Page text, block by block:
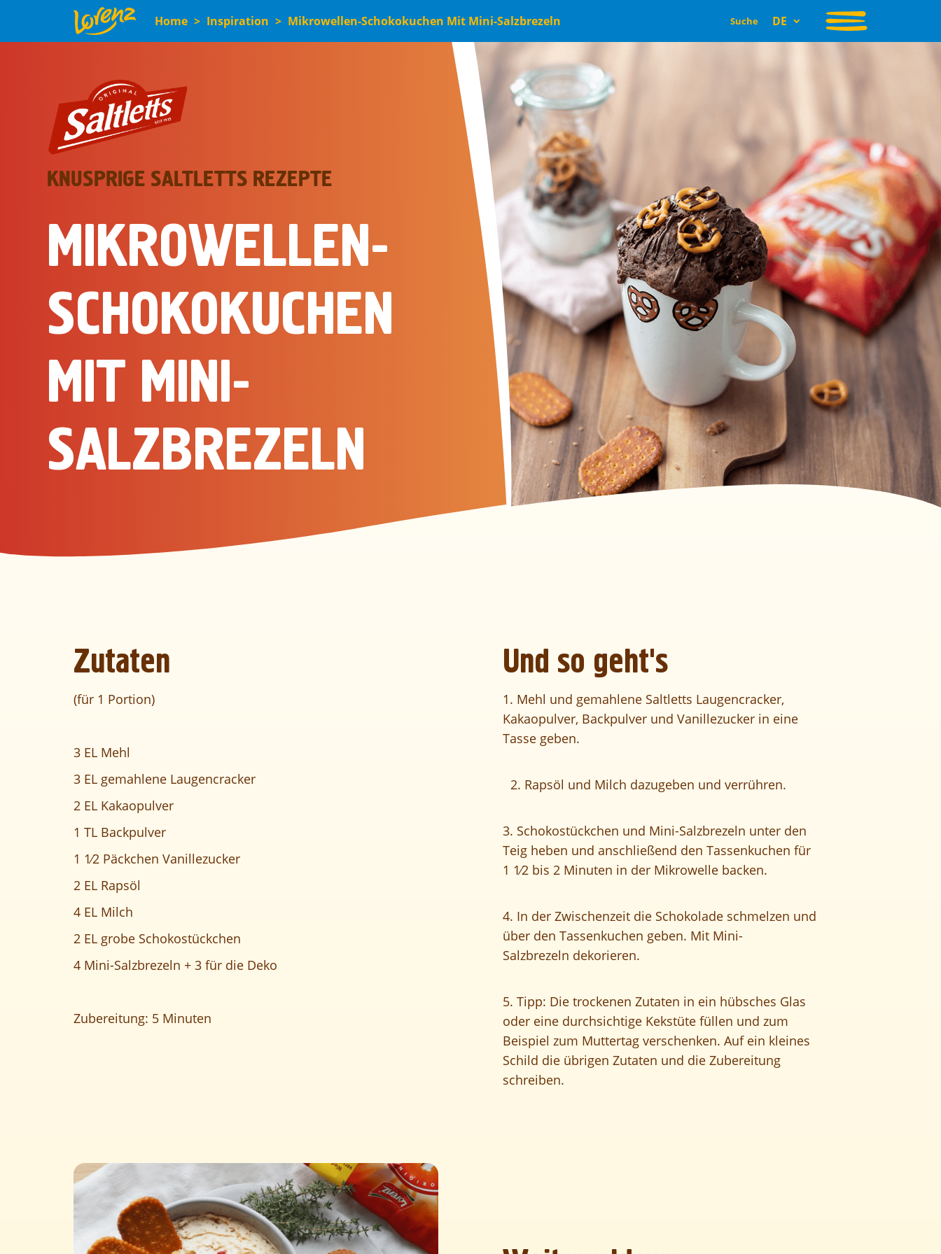
Home Inspiration Mikrowellen-Schokokuchen Mit Mini-Salzbrezeln
account
menu
Suche DE
KNUSPRIGE SALTLETTS REZEPTE
MIKROWELLEN-
SCHOKOKUCHEN
MIT MINI-
SALZBREZELN
Zutaten
(für 1 Portion)
3 EL Mehl
3 EL gemahlene Laugencracker
2 EL Kakaopulver
1 TL Backpulver
1 1⁄2 Päckchen Vanillezucker
2 EL Rapsöl
4 EL Milch
2 EL grobe Schokostückchen
4 Mini-Salzbrezeln + 3 für die Deko
Zubereitung: 5 Minuten
Und so geht's
1. Mehl und gemahlene Saltletts Laugencracker,
Kakaopulver, Backpulver und Vanillezucker in eine
Tasse geben.
2. Rapsöl und Milch dazugeben und verrühren.
3. Schokostückchen und Mini-Salzbrezeln unter den
Teig heben und anschließend den Tassenkuchen für
1 1⁄2 bis 2 Minuten in der Mikrowelle backen.
4. In der Zwischenzeit die Schokolade schmelzen und
über den Tassenkuchen geben. Mit Mini-
Salzbrezeln dekorieren.
5. Tipp: Die trockenen Zutaten in ein hübsches Glas
oder eine durchsichtige Kekstüte füllen und zum
Beispiel zum Muttertag verschenken. Auf ein kleines
Schild die übrigen Zutaten und die Zubereitung
schreiben.